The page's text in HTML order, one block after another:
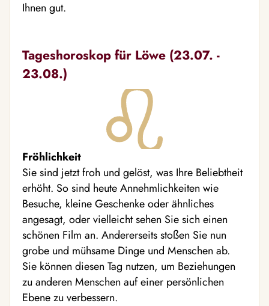
Ihnen gut.
Tageshoroskop für Löwe (23.07. -
23.08.)
Fröhlichkeit
Sie sind jetzt froh und gelöst, was Ihre Beliebtheit
erhöht. So sind heute Annehmlichkeiten wie
Besuche, kleine Geschenke oder ähnliches
angesagt, oder vielleicht sehen Sie sich einen
schönen Film an. Andererseits stoßen Sie nun
grobe und mühsame Dinge und Menschen ab.
Sie können diesen Tag nutzen, um Beziehungen
zu anderen Menschen auf einer persönlichen
Ebene zu verbessern.